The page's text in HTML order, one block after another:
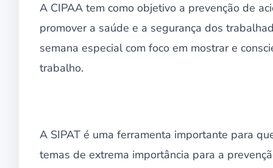
A CIPAA tem como objetivo a prevenção de
promover a saúde e a segurança dos
semana especial com foco em mostrar e
trabalho.
A SIPAT é uma ferramenta importante para
temas de extrema importância para a